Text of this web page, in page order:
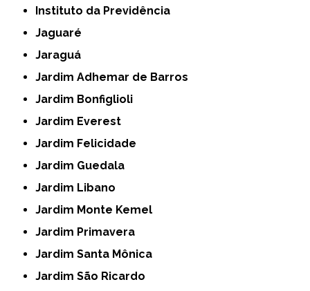
Instituto da Previdência
Jaguaré
Jaraguá
Jardim Adhemar de Barros
Jardim Bonfiglioli
Jardim Everest
Jardim Felicidade
Jardim Guedala
Jardim Libano
Jardim Monte Kemel
Jardim Primavera
Jardim Santa Mônica
Jardim São Ricardo